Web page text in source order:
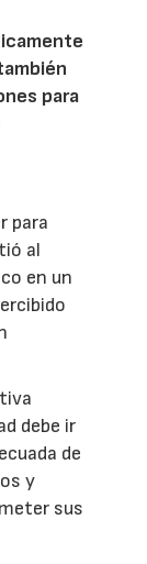
para
para
al
en un
debe ir
de
y
sus